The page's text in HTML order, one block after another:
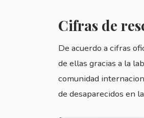
Cifras de
De acuerdo a cifras
de ellas gracias a la
comunidad
de desaparecidos en